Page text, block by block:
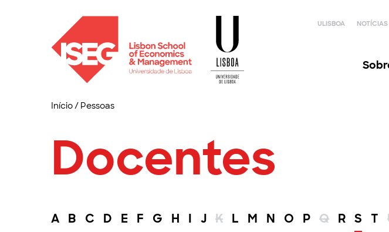
ULISBOA NOTÍCIAS
Início/ Pessoas
Docentes
A B C D E F G H I J K L M N O P Q R S T